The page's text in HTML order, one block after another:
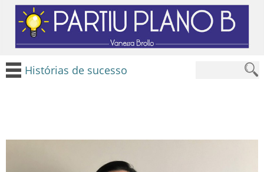
Histórias de sucesso